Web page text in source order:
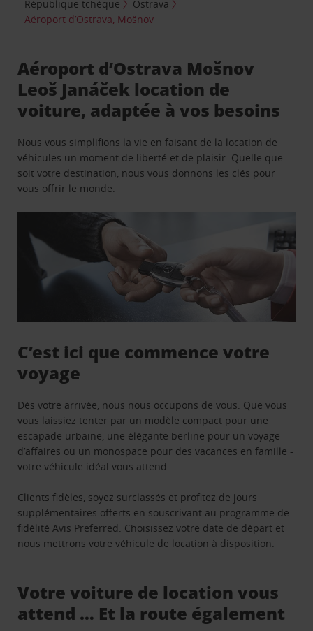
République tchèque
Ostrava
Aéroport d’Ostrava, Mošnov
Aéroport d’Ostrava Mošnov
Leoš Janáček location de
voiture, adaptée à vos besoins
Nous vous simplifions la vie en faisant de la location de
véhicules un moment de liberté et de plaisir. Quelle que
soit votre destination, nous vous donnons les clés pour
vous offrir le monde.
C’est ici que commence votre
voyage
Dès votre arrivée, nous nous occupons de vous. Que vous
vous laissiez tenter par un modèle compact pour une
escapade urbaine, une élégante berline pour un voyage
d’affaires ou un monospace pour des vacances en famille -
votre véhicule idéal vous attend.
Clients fidèles, soyez surclassés et profitez de jours
supplémentaires offerts en souscrivant au programme de
fidélitéAvis Preferred. Choisissez votre date de départ et
nous mettrons votre véhicule de location à disposition.
Votre voiture de location vous
attend … Et la route également